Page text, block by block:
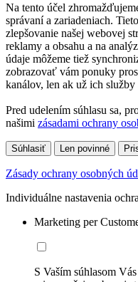
Na tento účel
správaní a zariadeniach.
zlepšovanie našej webovej
reklamy a obsahu a na
údaje môžeme tiež
zobrazovať vám ponuky
kanálov, len ak už ich služby
Pred udelením súhlasu sa,
našimi zásadami ochrany
Súhlasiť Len povinné
Zásady ochrany osobných
Individuálne nastavenia
Marketing per
S Vaším súhlasom